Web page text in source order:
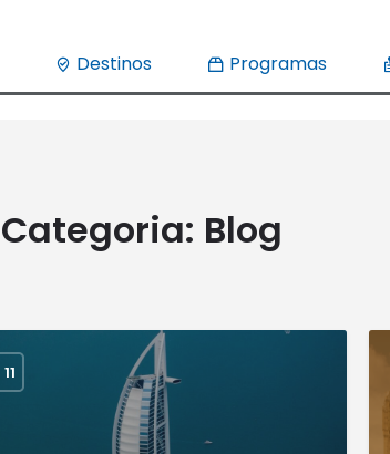
Destinos Programas
Categoria: Blog
11